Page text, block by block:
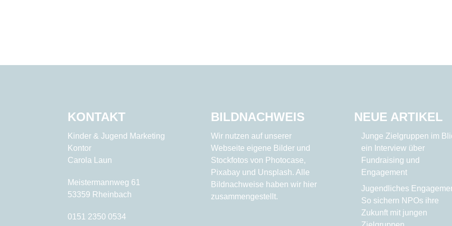
KONTAKT
Kinder & Jugend Marketing
Kontor
Carola Laun
Meistermannweg 61
53359 Rheinbach
0151 2350 0534
BILDNACHWEIS
Wir nutzen auf unserer
Webseite eigene Bilder und
Stockfotos von Photocase,
Pixabayund Unsplash. Alle
Bildnachweise haben wir hier
zusammengestellt.
NEUE ARTIKEL
Junge Zielgruppen im
ein Interview über
Fundraising und
Engagement
Jugendliches
So sichern NPOs ihre
Zukunft mit jungen